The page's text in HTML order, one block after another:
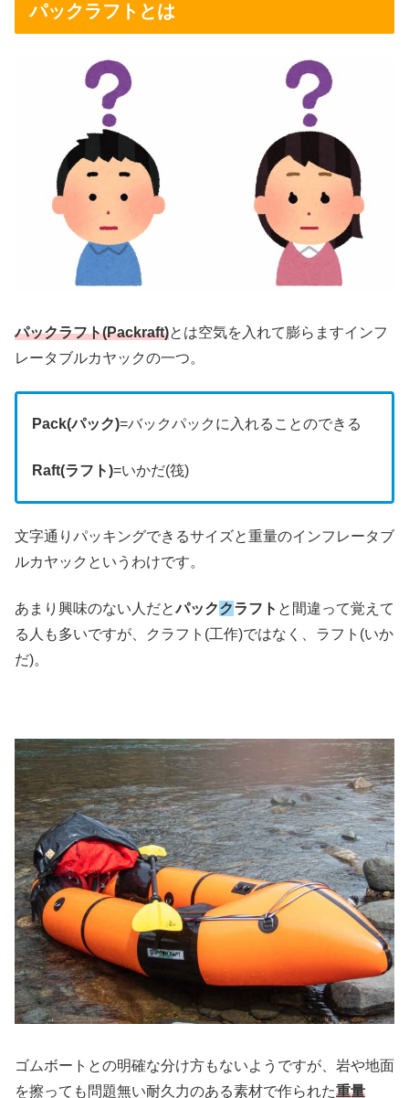
パックラフトとは
パックラフト(Packraft)とは空気を入れて膨らますインフ
レータブルカヤックの一つ。
Pack(パック)=バックパックに入れることのできる
Raft(ラフト)=いかだ(筏)
文字通りパッキングできるサイズと重量のインフレータブ
ルカヤックというわけです。
あまり興味のない人だとパッククラフト と間違って覚えて
る人も多いですが、クラフト(工作)ではなく、ラフト(いか
だ)。
ゴムボートとの明確な分け方もないようですが、岩や地面
を擦っても問題無い耐久力のある素材で作られた重量